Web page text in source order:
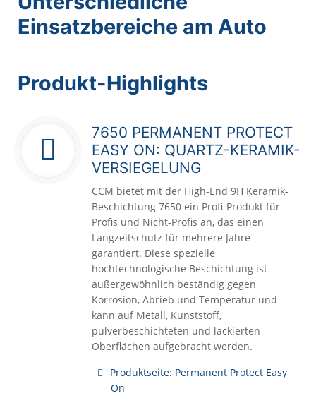
Einsatzbereiche am Auto
Produkt-Highlights
7650 PERMANENT PROTECT
EASY ON: QUARTZ-KERAMIK-
VERSIEGELUNG
CCM bietet mit der High-End 9H Keramik-
Beschichtung 7650 ein Profi-Produkt für
Profis und Nicht-Profis an, das einen
Langzeitschutz für mehrere Jahre
garantiert. Diese spezielle
hochtechnologische Beschichtung ist
außergewöhnlich beständig gegen
Korrosion, Abrieb und Temperatur und
kann auf Metall, Kunststoff,
pulverbeschichteten und lackierten
Oberflächen aufgebracht werden.
Produktseite: Permanent Protect Easy
On